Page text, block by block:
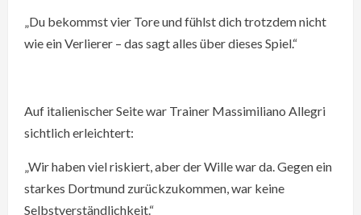
„Du bekommst vier Tore und fühlst dich trotzdem nicht
wie ein Verlierer – das sagt alles über dieses Spiel.“
Auf italienischer Seite war Trainer Massimiliano Allegri
sichtlich erleichtert:
„Wir haben viel riskiert, aber der Wille war da. Gegen ein
starkes Dortmund zurückzukommen, war keine
Selbstverständlichkeit.“